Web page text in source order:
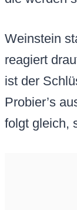
Weinstein
reagiert
ist der
Probier’s
folgt gleich,